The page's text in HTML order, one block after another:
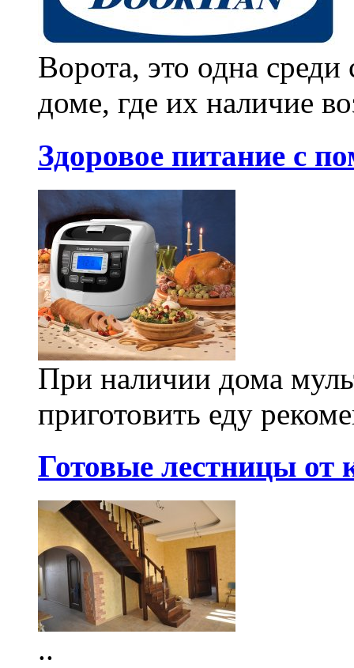
Ворота, это одна
доме, где их наличие
Здоровое питание с
При наличии дома
приготовить еду
Готовые лестницы
..